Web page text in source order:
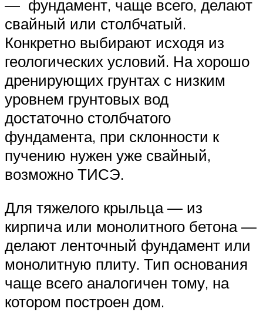
— фундамент, чаще всего, делают
свайный или столбчатый.
Конкретно выбирают исходя из
геологических условий. На хорошо
дренирующих грунтах с низким
уровнем грунтовых вод
достаточно столбчатого
фундамента, при склонности к
пучению нужен уже свайный,
возможно ТИСЭ.
Для тяжелого крыльца — из
кирпича или монолитного бетона —
делают ленточный фундамент или
монолитную плиту. Тип основания
чаще всего аналогичен тому, на
котором построен дом.